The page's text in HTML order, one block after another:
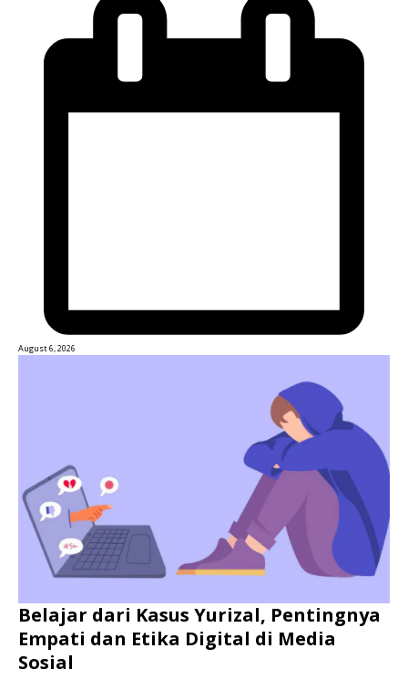
August 6, 2026
Belajar dari Kasus Yurizal, Pentingnya
Empati dan Etika Digital di Media
Sosial